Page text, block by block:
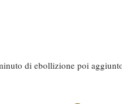
di ebollizione poi